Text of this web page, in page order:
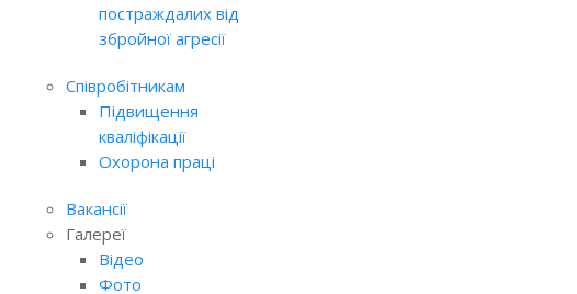
постраждалих від
збройної агресії
Співробітникам
Підвищення
кваліфікації
Охорона праці
Вакансії
Галереї
Відео
Фото